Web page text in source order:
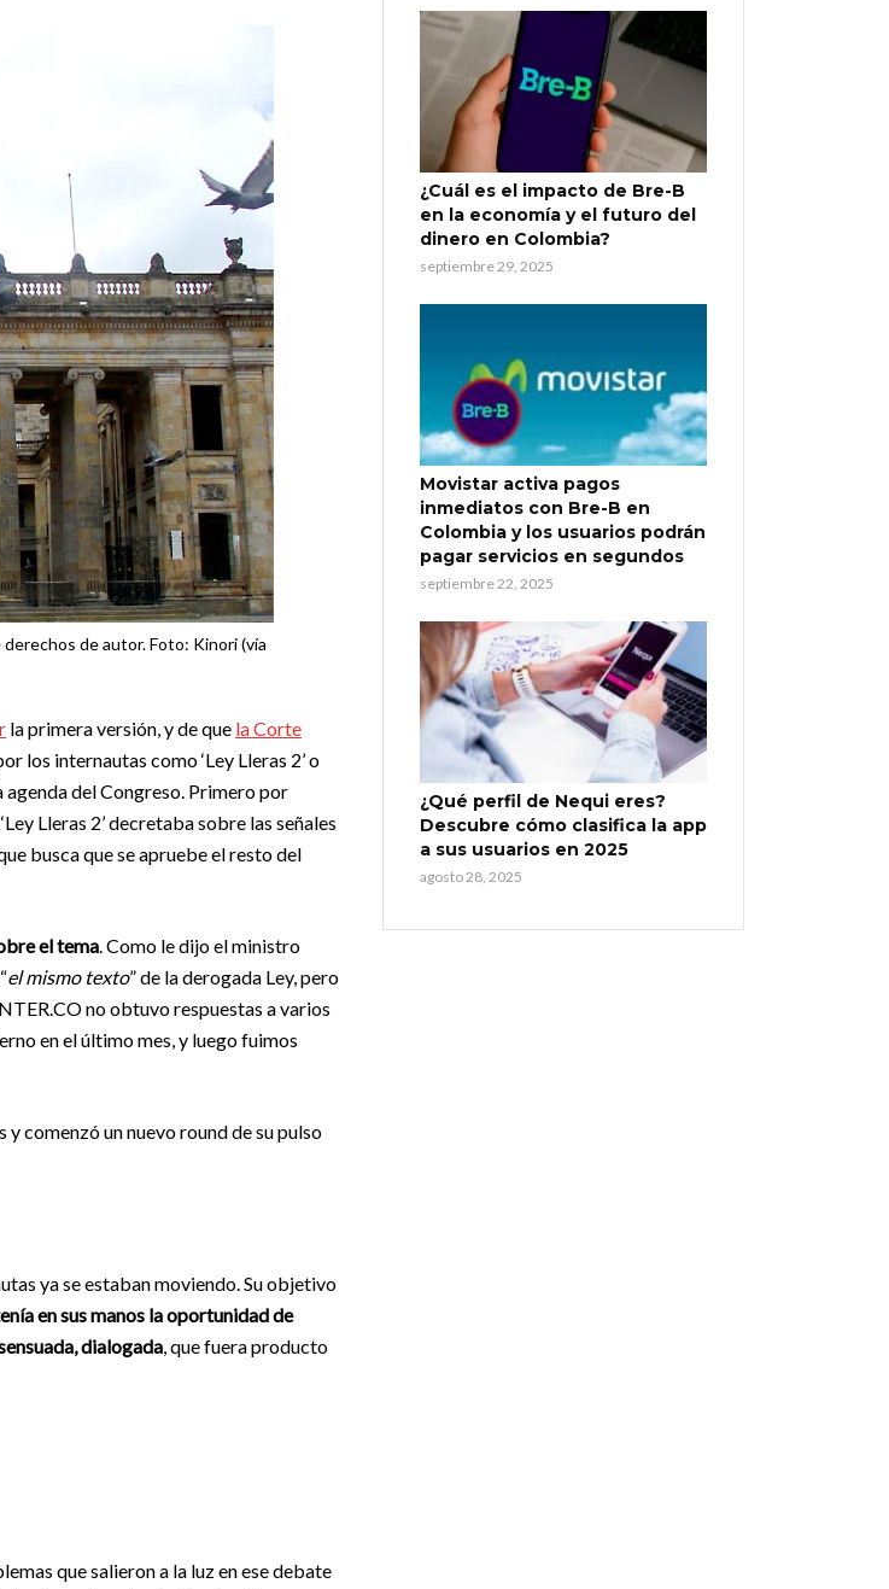
de autor. Foto: Kinori (vía
la primera versión, y de que la Corte
los internautas como ‘Ley Lleras 2’ o
agenda del Congreso. Primero por
Lleras 2’ decretaba sobre las señales
busca que se apruebe el resto del
el tema. Como le dijo el ministro
el mismo texto” de la derogada Ley, pero
no obtuvo respuestas a varios
en el último mes, y luego fuimos
comenzó un nuevo round de su pulso
ya se estaban moviendo. Su objetivo
en sus manos la oportunidad de
dialogada, que fuera producto
que salieron a la luz en ese debate
¿Cuál es el impacto de Bre-B
en la economía y el futuro del
dinero en Colombia?
septiembre 29, 2025
Movistar activa pagos
inmediatos con Bre-B en
Colombia y los usuarios podrán
pagar servicios en segundos
septiembre 22, 2025
¿Qué perfil de Nequi eres?
Descubre cómo clasifica la app
a sus usuarios en 2025
agosto 28, 2025